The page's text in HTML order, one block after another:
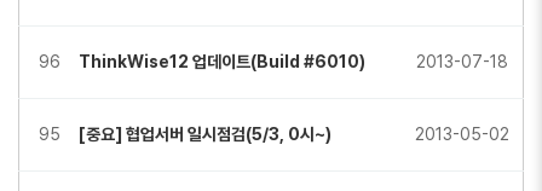
96 ThinkWise12 업데이트(Build #6010) 2013-07-18
95 [중요] 협업서버 일시점검(5/3, 0시~) 2013-05-02